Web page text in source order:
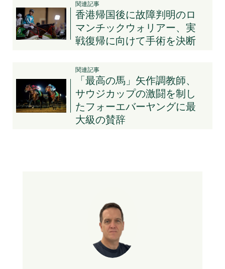
関連記事
香港帰国後に故障判明のロ
マンチックウォリアー、実
戦復帰に向けて手術を決断
関連記事
「最高の馬」矢作調教師、
サウジカップの激闘を制し
たフォーエバーヤングに最
大級の賛辞